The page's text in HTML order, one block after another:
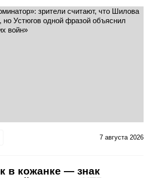
7 августа 2026
в кожанке — знак